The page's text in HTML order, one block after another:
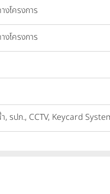
โครงการ
โครงการ
, รปภ., CCTV, Keycard